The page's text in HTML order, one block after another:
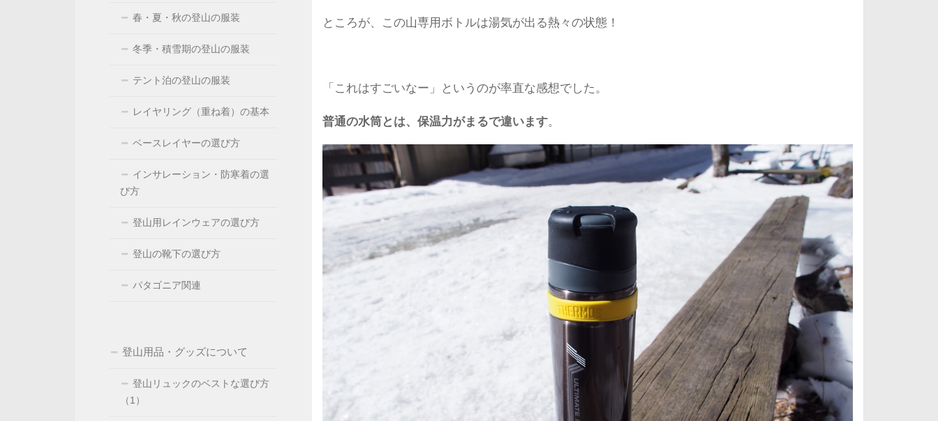
ところが、この山専用ボトルは湯気が出る熱々の状態！
「これはすごいなー」というのが率直な感想でした。
普通の水筒とは、保温力がまるで違います。
春・夏・秋の登山の服装
冬季・積雪期の登山の服装
テント泊の登山の服装
レイヤリング（重ね着）の基本
ベースレイヤーの選び方
インサレーション・防寒着の選
び方
登山用レインウェアの選び方
登山の靴下の選び方
パタゴニア関連
登山用品・グッズについて
登山リュックのベストな選び方
（1）